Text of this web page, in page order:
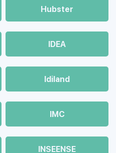
Hubster
IDEA
Idiland
IMC
INSEENSE